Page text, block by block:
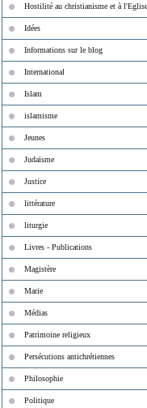
Hostilité au christianisme et à l'Eglise
Idées
Informations sur le blog
International
Islam
islamisme
Jeunes
Judaïsme
Justice
littérature
liturgie
Livres - Publications
Magistère
Marie
Médias
Patrimoine religieux
Persécutions antichrétiennes
Philosophie
Politique